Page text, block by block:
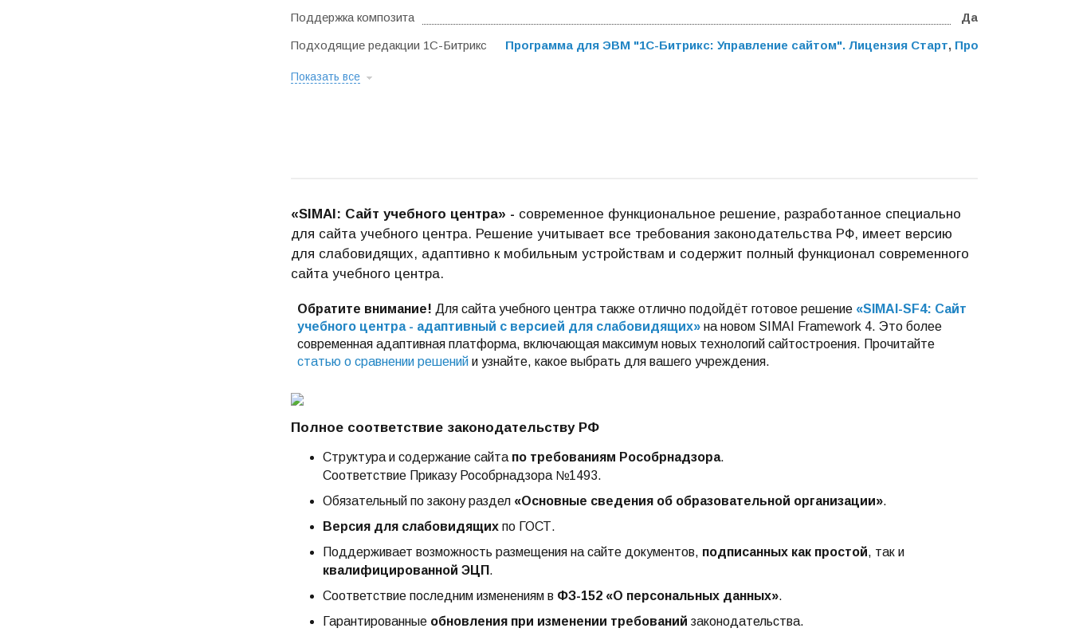
Поддержка композита Да
Подходящие редакции 1С-Битрикс Программа для ЭВМ "1С-Битрикс: Управление сайтом". Лицензия Старт, Программа для
Показать все
«SIMAI: Сайт учебного центра» - современное функциональное решение, разработанное специально
для сайта учебного центра. Решение учитывает все требования законодательства РФ, имеет версию
для слабовидящих, адаптивно к мобильным устройствам и содержит полный функционал современного
сайта учебного центра.
Обратите внимание! Для сайта учебного центра также отлично подойдёт готовое решение «SIMAI-SF4: Сайт
учебного центра - адаптивный с версией для слабовидящих» на новом SIMAI Framework 4. Это более
современная адаптивная платформа, включающая максимум новых технологий сайтостроения. Прочитайте
статью о сравнении решений и узнайте, какое выбрать для вашего учреждения.
Полное соответствие законодательству РФ
Структура и содержание сайта по требованиям Рособрнадзора.
Соответствие Приказу Рособрнадзора №1493.
Обязательный по закону раздел «Основные сведения об образовательной организации».
Версия для слабовидящих по ГОСТ.
Поддерживает возможность размещения на сайте документов, подписанных как простой, так и
квалифицированной ЭЦП .
Соответствие последним изменениям в ФЗ-152 «О персональных данных».
Гарантированные обновления при изменении требований законодательства.